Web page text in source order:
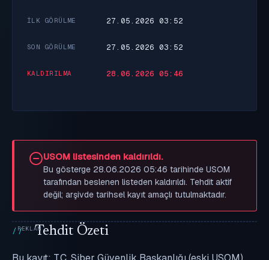
İLK GÖRÜLME 27.05.2026 03:52
SON GÖRÜLME 27.05.2026 03:52
KALDIRILMA 28.06.2026 05:46
USOM listesinden kaldırıldı.
Bu gösterge 28.06.2026 05:46 tarihinde USOM
tarafından beslenen listeden kaldırıldı. Tehdit aktif
değil; arşivde tarihsel kayıt amaçlı tutulmaktadır.
Tehdit Özeti